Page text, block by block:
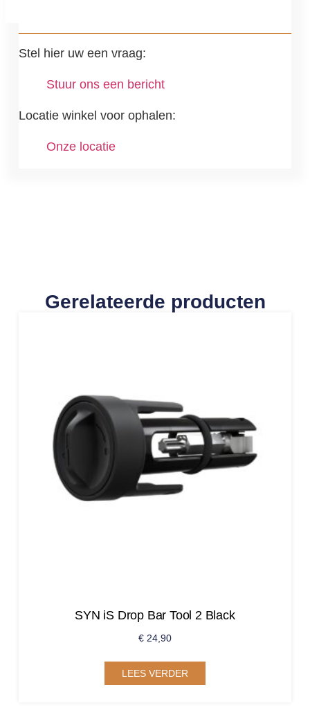
Stel hier uw een vraag:
Stuur ons een bericht
Locatie winkel voor ophalen:
Onze locatie
Gerelateerde producten
SYN iS Drop Bar Tool 2 Black
€ 24,90
LEES VERDER